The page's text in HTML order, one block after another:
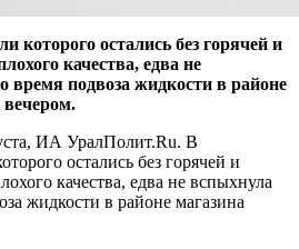
которого остались без горячей и
качества, едва не
время подвоза жидкости в районе
ИА УралПолит.Ru. В
остались без горячей и
качества, едва не вспыхнула
жидкости в районе магазина